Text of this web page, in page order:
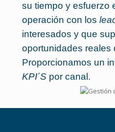
su tiempo y esfuerzo
operación con los
interesados y que
oportunidades reales
Proporcionamos un
KPI´S por canal.